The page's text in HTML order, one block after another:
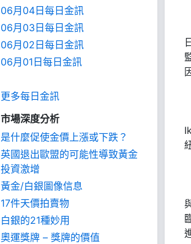
06月04日每日金訊
06月03日每日金訊
06月02日每日金訊
06月01日每日金訊
更多每日金訊
市場深度分析
是什麼促使金價上漲或下跌？
英國退出歐盟的可能性導致黃金
投資激增
黃金/白銀圖像信息
17件天價拍賣物
白銀的21種妙用
奧運獎牌 – 獎牌的價值